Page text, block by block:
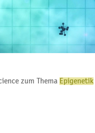
zum Thema Epigenetik